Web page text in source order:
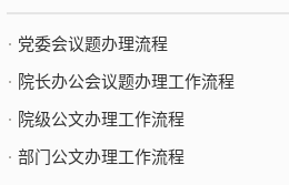
党委会议题办理流程
院长办公会议题办理工作流程
院级公文办理工作流程
部门公文办理工作流程